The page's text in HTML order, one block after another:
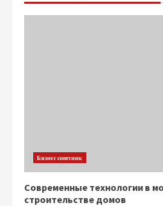
Бизнес советник
Современные технологии в
строительстве домов